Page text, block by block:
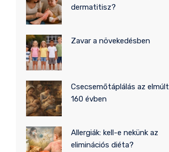
dermatitisz?
Zavar a növekedésben
Csecsemőtáplálás az elmúlt
160 évben
Allergiák: kell-e nekünk az
eliminációs diéta?